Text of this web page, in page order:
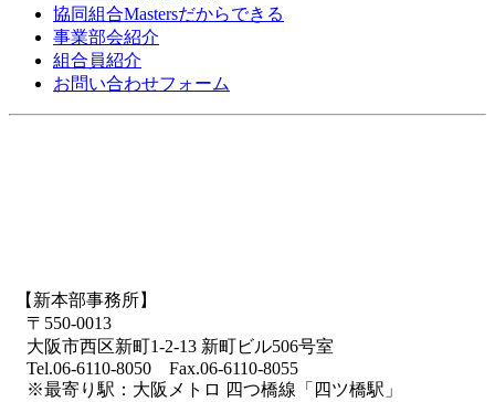
協同組合Mastersだからできる
事業部会紹介
組合員紹介
お問い合わせフォーム
【新本部事務所】
〒550-0013
大阪市西区新町1-2-13 新町ビル506号室
Tel.06-6110-8050 Fax.06-6110-8055
※最寄り駅：大阪メトロ 四つ橋線「四ツ橋駅」